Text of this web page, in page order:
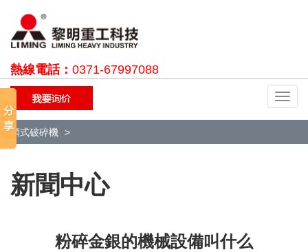
熱線電話： 0371-67997088
切
換
顎式破碎機
新聞中心
粉碎金銀的機械設備叫什么